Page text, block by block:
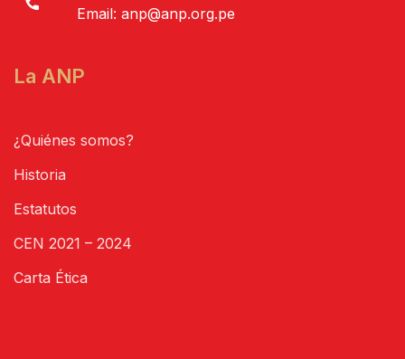
Email: anp@anp.org.pe
La ANP
¿Quiénes somos?
Historia
Estatutos
CEN 2021 – 2024
Carta Ética